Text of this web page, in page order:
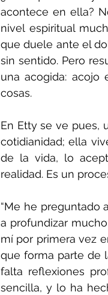
acontece en ella?
nivel espiritual
que duele ante el
sin sentido. Pero
una acogida: acojo
cosas.
En Etty se ve pues,
cotidianidad; ella
de la vida, lo
realidad. Es un
“Me he preguntado
a profundizar
mí por primera vez
que forma parte de
falta reflexiones
sencilla, y lo ha